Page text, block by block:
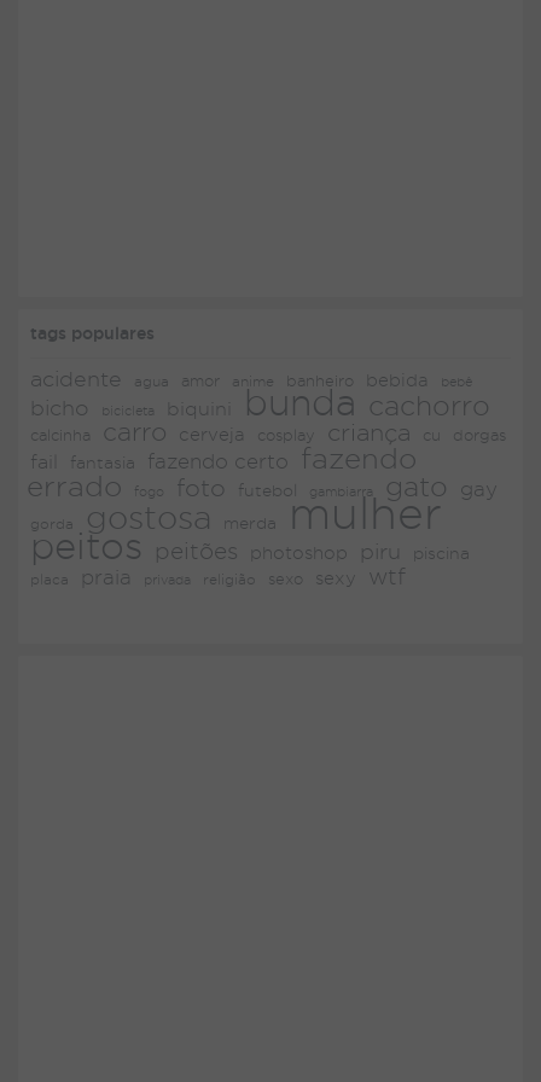
tags populares
acidente agua amor anime banheiro bebida bebê
bicho bicicleta biquini bunda cachorro
calcinha carro cerveja cosplay criança cu dorgas
fail fantasia fazendo certo
fazendo
errado
fogo foto futebol gambiarra gato gay
gorda gostosa merda mulher
peitos peitões photoshop piru piscina
placa praia privada religião sexo sexy wtf